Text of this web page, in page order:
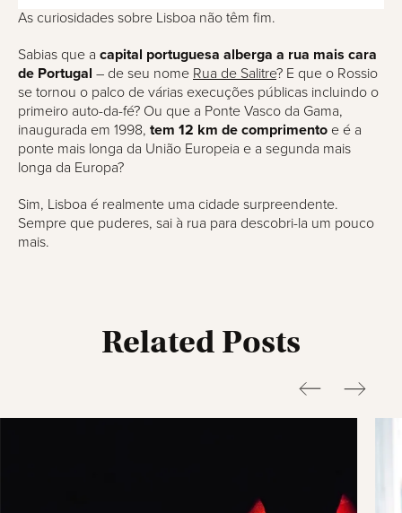
As curiosidades sobre Lisboa não têm fim.
Sabias que a capital portuguesa alberga a rua mais cara
de Portugal – de seu nome Rua de Salitre? E que o Rossio
se tornou o palco de várias execuções públicas incluindo o
primeiro auto-da-fé? Ou que a Ponte Vasco da Gama,
inaugurada em 1998, tem 12 km de comprimento e é a
ponte mais longa da União Europeia e a segunda mais
longa da Europa?
Sim, Lisboa é realmente uma cidade surpreendente.
Sempre que puderes, sai à rua para descobri-la um pouco
mais.
Related Posts